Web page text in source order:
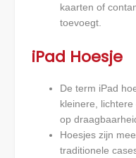
kaarten of
toevoegt.
iPad Hoesje
De term iPad
kleinere,
op
Hoesjes zijn
traditionele